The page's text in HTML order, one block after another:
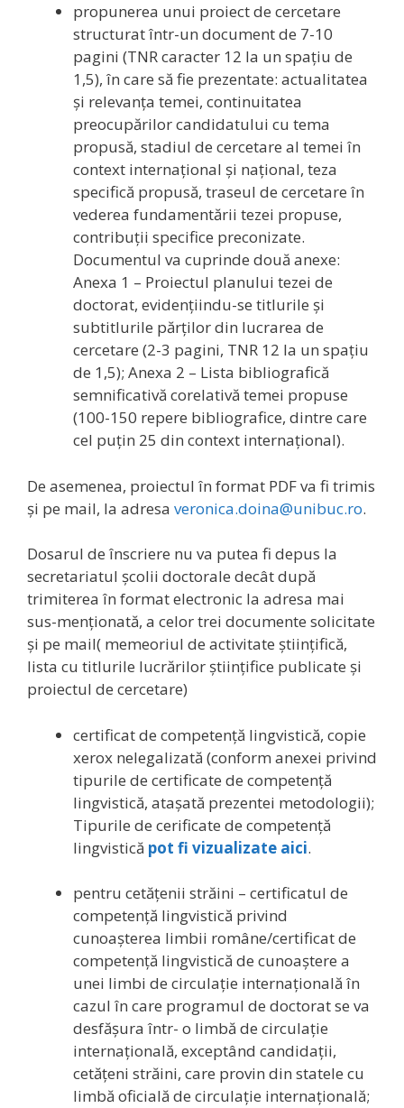
propunerea unui proiect de cercetare
structurat într-un document de 7-10
pagini (TNR caracter 12 la un spațiu de
1,5), în care să fie prezentate: actualitatea
și relevanța temei, continuitatea
preocupărilor candidatului cu tema
propusă, stadiul de cercetare al temei în
context internațional și național, teza
specifică propusă, traseul de cercetare în
vederea fundamentării tezei propuse,
contribuții specifice preconizate.
Documentul va cuprinde două anexe:
Anexa 1 – Proiectul planului tezei de
doctorat, evidențiindu-se titlurile și
subtitlurile părților din lucrarea de
cercetare (2-3 pagini, TNR 12 la un spațiu
de 1,5); Anexa 2 – Lista bibliografică
semnificativă corelativă temei propuse
(100-150 repere bibliografice, dintre care
cel puțin 25 din context internațional).
De asemenea, proiectul în format PDF va fi trimis
și pe mail, la adresa veronica.doina@unibuc.ro.
Dosarul de înscriere nu va putea fi depus la
secretariatul școlii doctorale decât după
trimiterea în format electronic la adresa mai
sus-menționată, a celor trei documente solicitate
și pe mail( memeoriul de activitate științifică,
lista cu titlurile lucrărilor științifice publicate și
proiectul de cercetare)
certificat de competenţă lingvistică, copie
xerox nelegalizată (conform anexei privind
tipurile de certificate de competenţă
lingvistică, ataşată prezentei metodologii);
Tipurile de cerificate de competenţă
lingvistică pot fi vizualizate aici.
pentru cetăţenii străini – certificatul de
competenţă lingvistică privind
cunoaşterea limbii române/certificat de
competenţă lingvistică de cunoaştere a
unei limbi de circulaţie internaţională în
cazul în care programul de doctorat se va
desfăşura într- o limbă de circulaţie
internaţională, exceptând candidaţii,
cetăţeni străini, care provin din statele cu
limbă oficială de circulaţie internaţională;